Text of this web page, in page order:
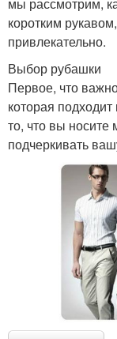
коротким
привлекательно.
Выбор рубашки
Первое, что
которая
то, что вы
подчеркивать